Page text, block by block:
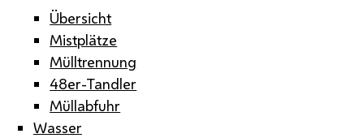
Übersicht
Mistplätze
Mülltrennung
48er-Tandler
Müllabfuhr
Wasser